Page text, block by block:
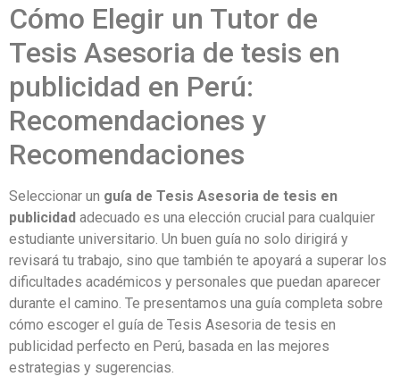
Cómo Elegir un Tutor de
Tesis Asesoria de tesis en
publicidad en Perú:
Recomendaciones y
Recomendaciones
Seleccionar un guía de Tesis Asesoria de tesis en
publicidad adecuado es una elección crucial para cualquier
estudiante universitario. Un buen guía no solo dirigirá y
revisará tu trabajo, sino que también te apoyará a superar los
dificultades académicos y personales que puedan aparecer
durante el camino. Te presentamos una guía completa sobre
cómo escoger el guía de Tesis Asesoria de tesis en
publicidad perfecto en Perú, basada en las mejores
estrategias y sugerencias.